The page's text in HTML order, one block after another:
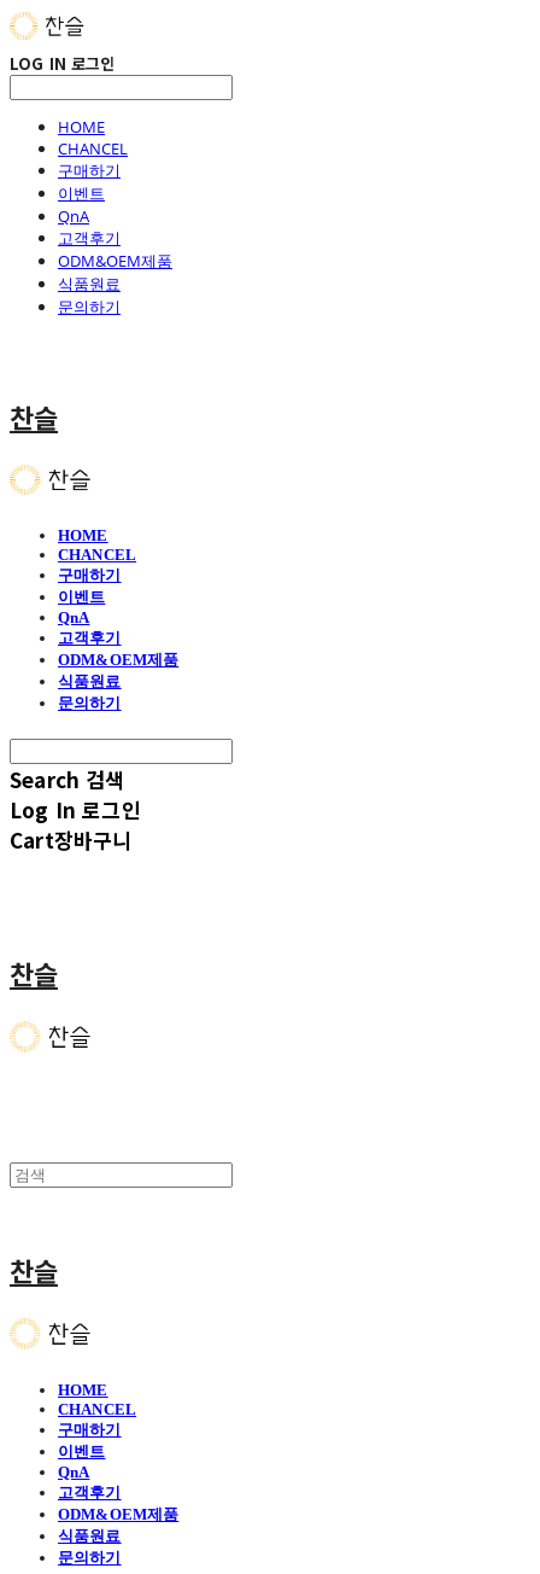
LOG IN 로그인
HOME
CHANCEL
구매하기
이벤트
QnA
고객후기
ODM&OEM제품
식품원료
문의하기
찬슬
HOME
CHANCEL
구매하기
이벤트
QnA
고객후기
ODM&OEM제품
식품원료
문의하기
Search 검색
Log In 로그인
Cart장바구니
찬슬
찬슬
HOME
CHANCEL
구매하기
이벤트
QnA
고객후기
ODM&OEM제품
식품원료
문의하기